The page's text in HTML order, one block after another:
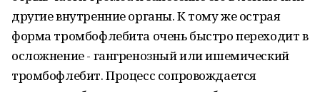
другие внутренние органы. К тому же острая
форма тромбофлебита очень быстро переходит в
осложнение - гангренозный или ишемический
тромбофлебит. Процесс сопровождается